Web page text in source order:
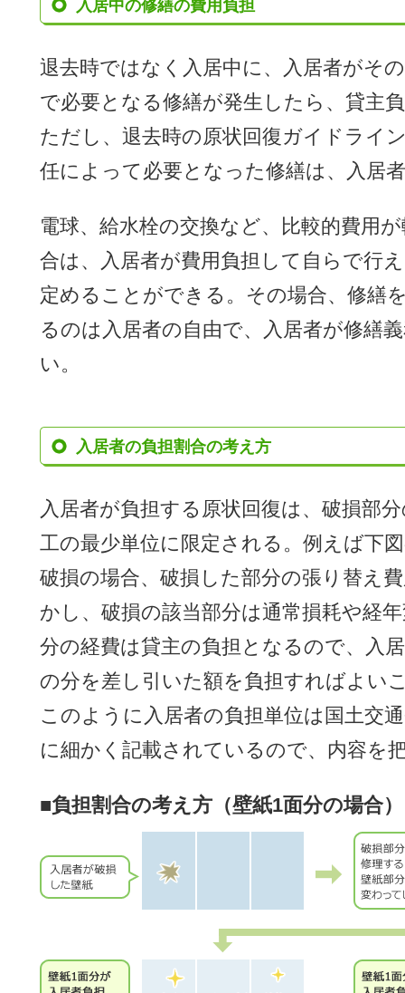
入居中の修繕の費用負担
退去時ではなく入居中に、入居者がそ
で必要となる修繕が発生したら、貸主
ただし、退去時の原状回復ガイドライ
任によって必要となった修繕は、入居
電球、給水栓の交換など、比較的費用
合は、入居者が費用負担して自らで行
定めることができる。その場合、修繕
るのは入居者の自由で、入居者が修繕
い。
入居者の負担割合の考え方
入居者が負担する原状回復は、破損部
工の最少単位に限定される。例えば下
破損の場合、破損した部分の張り替え
かし、破損の該当部分は通常損耗や経
分の経費は貸主の負担となるので、入
の分を差し引いた額を負担すればよい
このように入居者の負担単位は国土交
に細かく記載されているので、内容を
■負担割合の考え方（壁紙1面分の場合）